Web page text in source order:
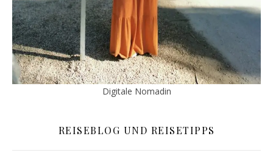
Digitale Nomadin
REISEBLOG UND REISETIPPS